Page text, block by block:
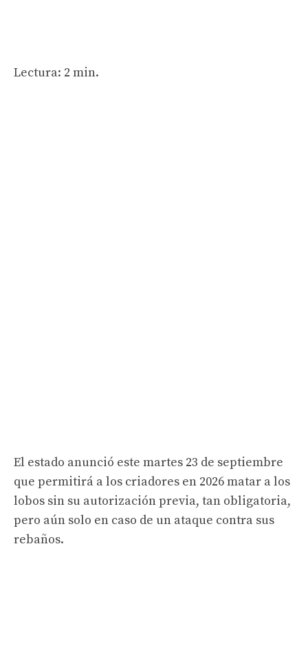
Lectura: 2 min.
El estado anunció este martes 23 de septiembre
que permitirá a los criadores en 2026 matar a los
lobos sin su autorización previa, tan obligatoria,
pero aún solo en caso de un ataque contra sus
rebaños.